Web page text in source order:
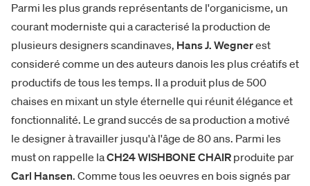
Parmi les plus grands représentants de l'organicisme, un
courant moderniste qui a caracterisé la production de
plusieurs designers scandinaves, Hans J. Wegnerest
consideré comme un des auteurs danois les plus créatifs et
productifs de tous les temps. Il a produit plus de 500
chaises en mixant un style éternelle qui réunit élégance et
fonctionnalité. Le grand succés de sa production a motivé
le designer à travailler jusqu'à l'âge de 80 ans. Parmi les
must on rappelle laCH24 WISHBONE CHAIR produite par
Carl Hansen. Comme tous les oeuvres en bois signés par